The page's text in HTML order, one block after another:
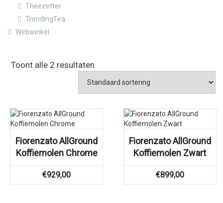
Theezetter
TrendingTea
Webwinkel
Toont alle 2 resultaten
Fiorenzato AllGround
Koffiemolen Chrome
€929,00
Fiorenzato AllGround
Koffiemolen Zwart
€899,00